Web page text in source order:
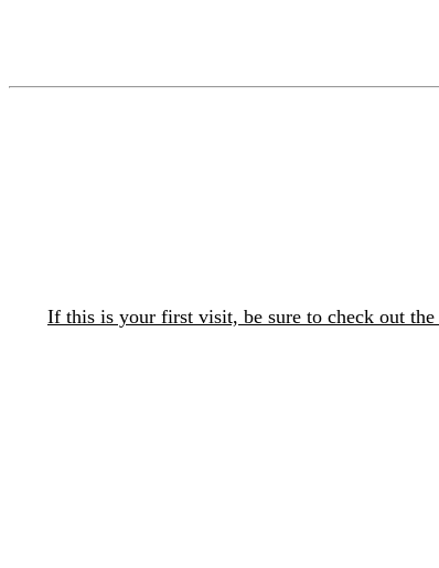
If this is your first visit, be sure to check out the